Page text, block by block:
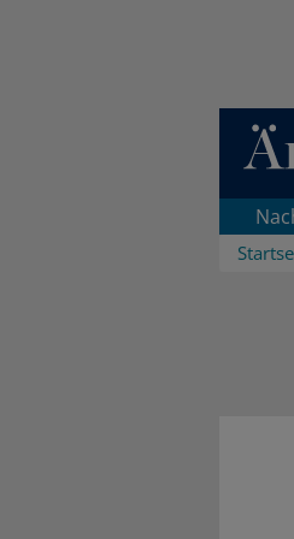
Direkt